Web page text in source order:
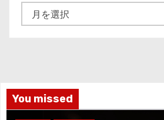
ー
You missed